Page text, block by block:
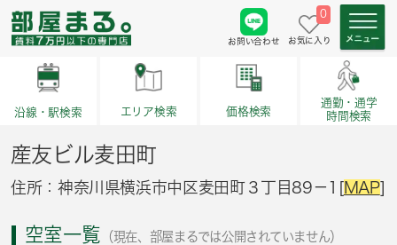
お問い合わせ
0
お気に入り
沿線・駅検索 エリア検索 価格検索
通勤・通学
時間検索
産友ビル麦田町
住所：神奈川県横浜市中区麦田町３丁目89－1[MAP]
空室一覧 （現在、部屋まるでは公開されていません）